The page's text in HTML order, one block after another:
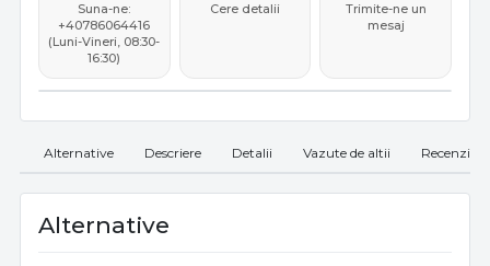
Suna-ne:
+40786064416
(Luni-Vineri, 08:30-
16:30)
Cere detalii
Trimite-ne un
mesaj
Alternative Descriere Detalii Vazute de altii Recenzii
Alternative